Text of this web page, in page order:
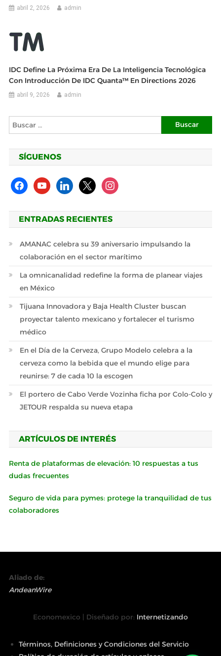
abril 2, 2026 admin
IDC Define La Próxima Era De La Inteligencia Tecnológica
Con Introducción De IDC Quanta™ En Directions 2026
abril 9, 2026 admin
Buscar:
SÍGUENOS
facebookyoutubelinkedin
x instagram
ENTRADAS RECIENTES
AMANAC celebra su 39 aniversario impulsando la
colaboración en el sector marítimo
La omnicanalidad redefine la forma de planear viajes
en México
Tijuana Innovadora y Baja Health Cluster buscan
proyectar talento mexicano y fortalecer el turismo
médico
En el Día de la Cerveza, Grupo Modelo celebra a la
cerveza como la bebida que el mundo elige para
reunirse: 7 de cada 10 la escogen
El portero de Cabo Verde Vozinha ficha por Colo-Colo y
JETOUR respalda su nueva etapa
ARTÍCULOS DE INTERÉS
Renta de plataformas de elevación: 10 respuestas a tus
dudas frecuentes
Seguro de vida para pymes: protege la tranquilidad de tus
colaboradores
Aliado de:
AndeanWire
Economexico | Diseñado por: Internetizando
Términos, Definiciones y Condiciones del Servicio